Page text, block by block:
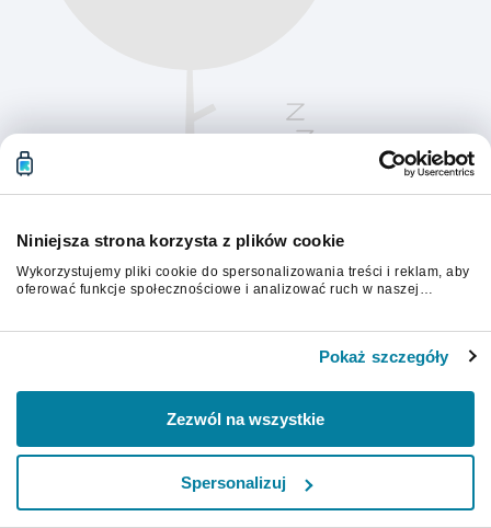
Niniejsza strona korzysta z plików cookie
Wykorzystujemy pliki cookie do spersonalizowania treści i reklam, aby
oferować funkcje społecznościowe i analizować ruch w naszej
otrzymanymi od Ciebie lub uzyskanymi podczas korzystania z ich
Pokaż szczegóły
Zezwól na wszystkie
Spersonalizuj
Aby kontynuować, odśwież stronę.
Odśwież